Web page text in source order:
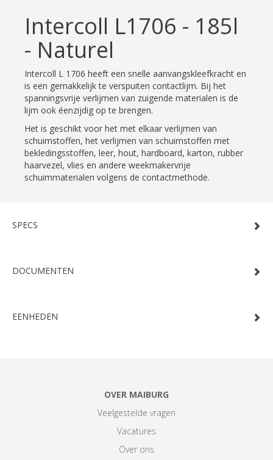
Intercoll L1706 - 185l
- Naturel
Intercoll L 1706 heeft een snelle aanvangskleefkracht en
is een gemakkelijk te verspuiten contactlijm. Bij het
spanningsvrije verlijmen van zuigende materialen is de
lijm ook éenzijdig op te brengen.
Het is geschikt voor het met elkaar verlijmen van
schuimstoffen, het verlijmen van schuimstoffen met
bekledingsstoffen, leer, hout, hardboard, karton, rubber
haarvezel, vlies en andere weekmakervrije
schuimmaterialen volgens de contactmethode.
SPECS
DOCUMENTEN
EENHEDEN
OVER MAIBURG
Veelgestelde vragen
Vacatures
Over ons